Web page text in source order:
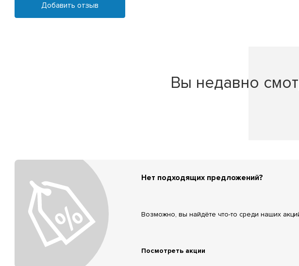
Добавить отзыв
Вы недавно
Нет подходящих предложений?
Возможно, вы найдёте что-то среди наших
Посмотреть акции